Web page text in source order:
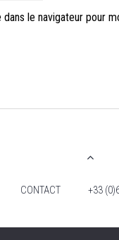
le navigateur pour
CONTACT +33
TIM FOX -TOUS DROITS